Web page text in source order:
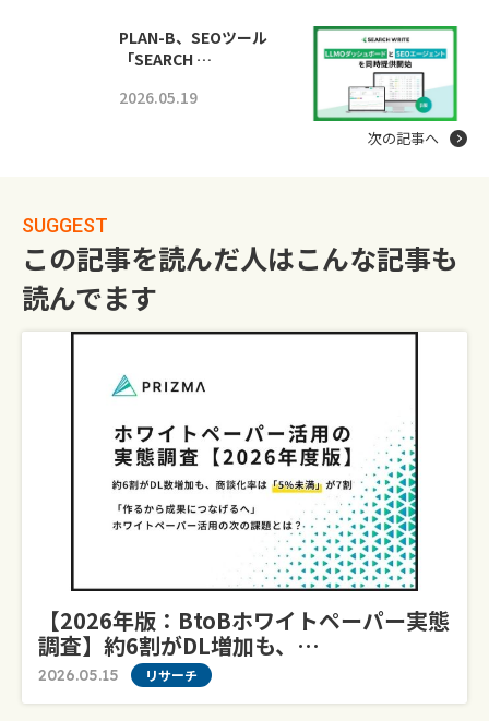
PLAN-B、SEOツール
「SEARCH …
2026.05.19
次の記事へ
SUGGEST
この記事を読んだ人はこんな記事も
読んでます
【2026年版：BtoBホワイトペーパー実態
調査】約6割がDL増加も、…
2026.05.15 リサーチ